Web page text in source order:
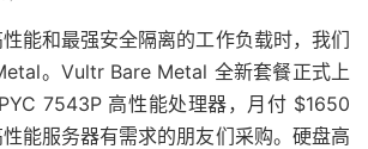
能和最强安全隔离的工作负载时，我们
。Vultr Bare Metal 全新套餐正式上
7543P 高性能处理器，月付 $1650
能服务器有需求的朋友们采购。硬盘高